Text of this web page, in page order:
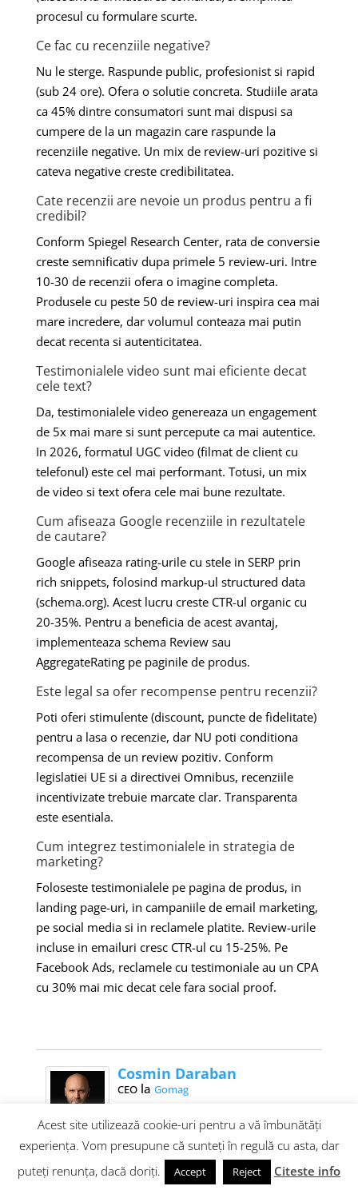
procesul cu formulare scurte.
Ce fac cu recenziile negative?
Nu le sterge. Raspunde public, profesionist si rapid
(sub 24 ore). Ofera o solutie concreta. Studiile arata
ca 45% dintre consumatori sunt mai dispusi sa
cumpere de la un magazin care raspunde la
recenziile negative. Un mix de review-uri pozitive si
cateva negative creste credibilitatea.
Cate recenzii are nevoie un produs pentru a fi
credibil?
Conform Spiegel Research Center, rata de conversie
creste semnificativ dupa primele 5 review-uri. Intre
10-30 de recenzii ofera o imagine completa.
Produsele cu peste 50 de review-uri inspira cea mai
mare incredere, dar volumul conteaza mai putin
decat recenta si autenticitatea.
Testimonialele video sunt mai eficiente decat
cele text?
Da, testimonialele video genereaza un engagement
de 5x mai mare si sunt percepute ca mai autentice.
In 2026, formatul UGC video (filmat de client cu
telefonul) este cel mai performant. Totusi, un mix
de video si text ofera cele mai bune rezultate.
Cum afiseaza Google recenziile in rezultatele
de cautare?
Google afiseaza rating-urile cu stele in SERP prin
rich snippets, folosind markup-ul structured data
(schema.org). Acest lucru creste CTR-ul organic cu
20-35%. Pentru a beneficia de acest avantaj,
implementeaza schema Review sau
AggregateRating pe paginile de produs.
Este legal sa ofer recompense pentru recenzii?
Poti oferi stimulente (discount, puncte de fidelitate)
pentru a lasa o recenzie, dar NU poti conditiona
recompensa de un review pozitiv. Conform
legislatiei UE si a directivei Omnibus, recenziile
incentivizate trebuie marcate clar. Transparenta
este esentiala.
Cum integrez testimonialele in strategia de
marketing?
Foloseste testimonialele pe pagina de produs, in
landing page-uri, in campaniile de email marketing,
pe social media si in reclamele platite. Review-urile
incluse in emailuri cresc CTR-ul cu 15-25%. Pe
Facebook Ads, reclamele cu testimoniale au un CPA
cu 30% mai mic decat cele fara social proof.
Cosmin Daraban
CEOla Gomag
eCommerce, am inceput activitatea
online in anul 2000.
Impreuna cu echipa am ajutat peste 5.000 de companii
sa isi creasca afacerea pe platforma Gomag.
Acest site utilizează cookie-uri pentru a vă îmbunătăți
experiența. Vom presupune că sunteți în regulă cu asta, dar
puteți renunța, dacă doriți.
Accept Reject Citeste info